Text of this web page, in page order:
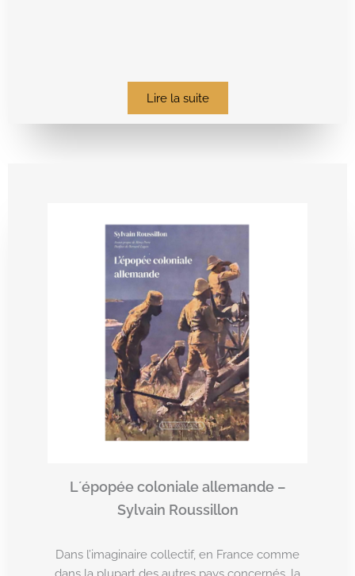
Lire la suite
L´épopée coloniale allemande –
Sylvain Roussillon
Dans l’imaginaire collectif, en France comme
dans la plupart des autres pays concernés, la